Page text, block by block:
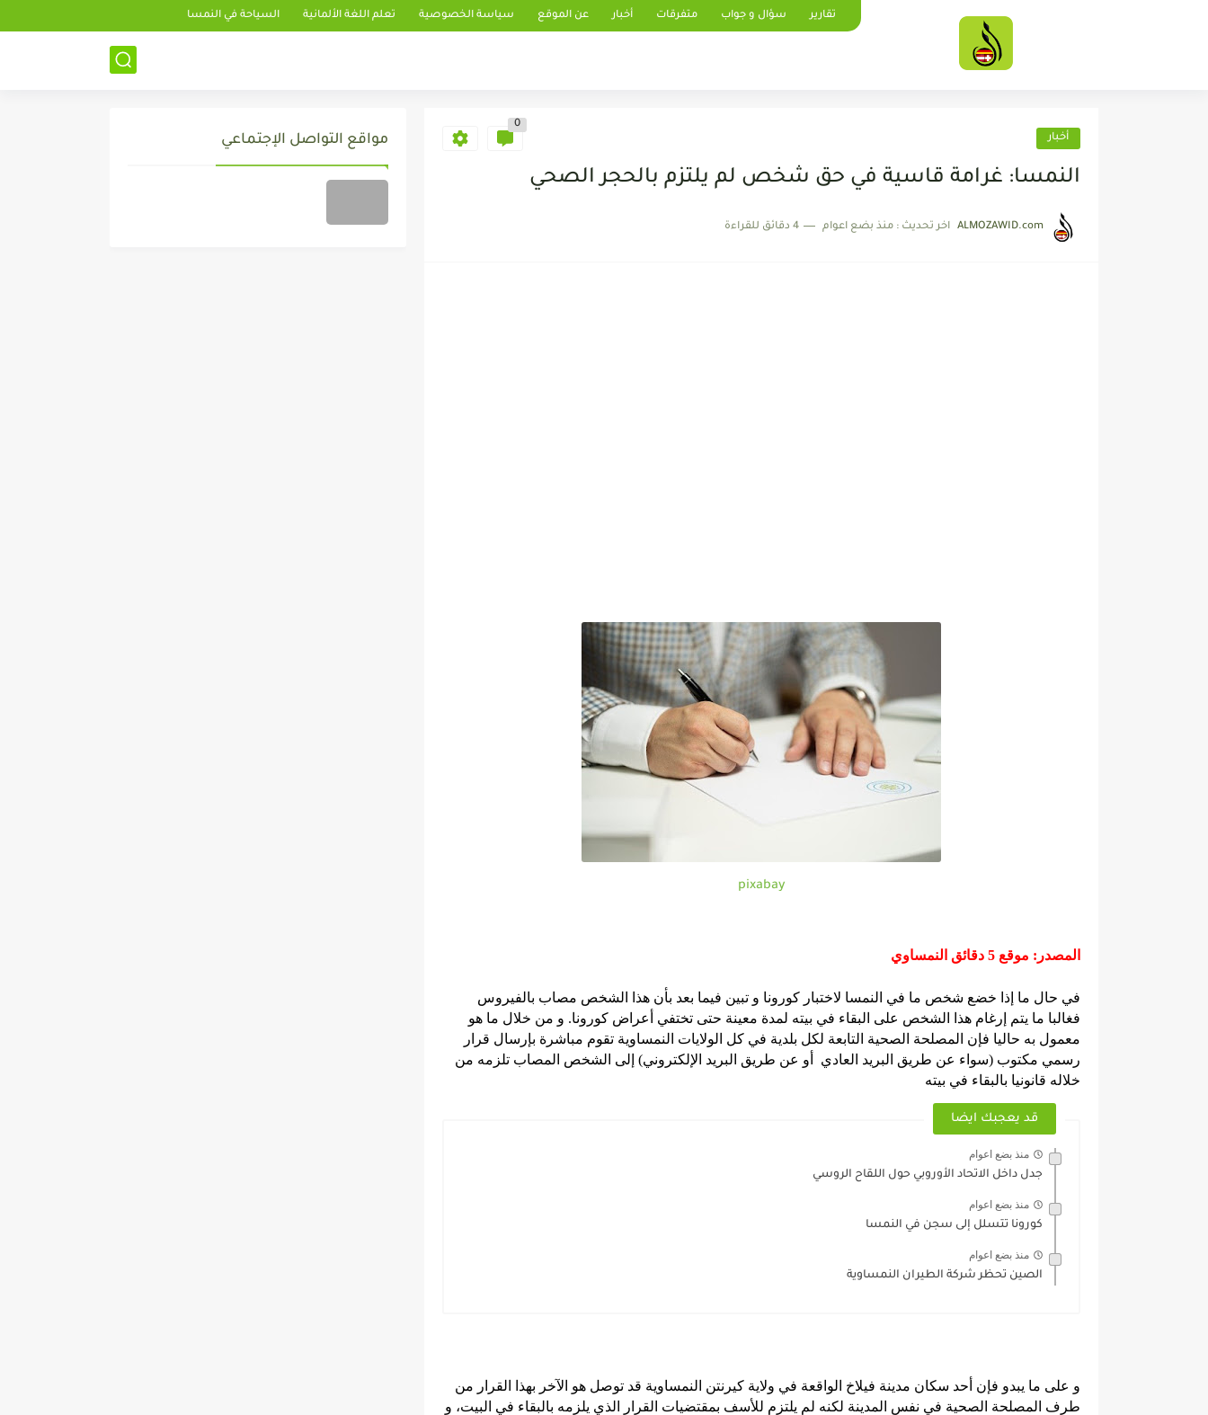
تقارير سؤال و جواب متفرقات أخبار عن الموقع سياسة الخصوصية تعلم اللغة الألمانية السياحة في النمسا
أخبار
0
النمسا: غرامة قاسية في حق شخص لم يلتزم بالحجر الصحي
ALMOZAWID.com اخر تحديث : منذ بضع اعوام 4 دقائق للقراءة
pixabay
المصدر: موقع 5 دقائق النمساوي
في حال ما إذا خضع شخص ما في النمسا لاختبار كورونا و تبين فيما بعد بأن هذا الشخص مصاب بالفيروس
فغالبا ما يتم إرغام هذا الشخص على البقاء في بيته لمدة معينة حتى تختفي أعراض كورونا. و من خلال ما هو
معمول به حاليا فإن المصلحة الصحية التابعة لكل بلدية في كل الولايات النمساوية تقوم مباشرة بإرسال قرار
رسمي مكتوب (سواء عن طريق البريد العادي أو عن طريق البريد الإلكتروني) إلى الشخص المصاب تلزمه من
خلاله قانونيا بالبقاء في بيته
قد يعجبك ايضا
منذ بضع اعوام
جدل داخل الاتحاد الأوروبي حول اللقاح الروسي
منذ بضع اعوام
كورونا تتسلل إلى سجن في النمسا
منذ بضع اعوام
الصين تحظر شركة الطيران النمساوية
و على ما يبدو فإن أحد سكان مدينة فيلاخ الواقعة في ولاية كيرنتن النمساوية قد توصل هو الآخر بهذا القرار من
طرف المصلحة الصحية في نفس المدينة لكنه لم يلتزم للأسف بمقتضيات القرار الذي يلزمه بالبقاء في البيت، و
مواقع التواصل الإجتماعي